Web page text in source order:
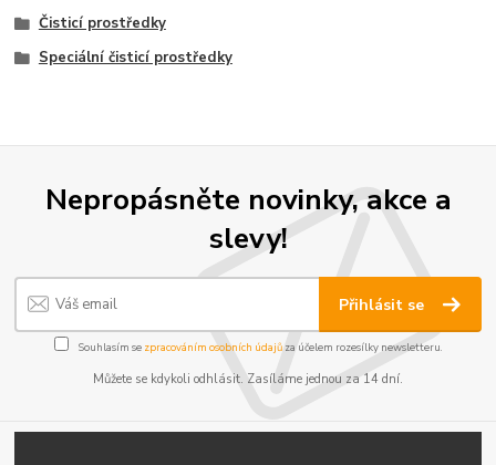
Čisticí prostředky
Speciální čisticí prostředky
Nepropásněte novinky, akce a
slevy!
Přihlásit se
Souhlasím se zpracováním osobních údajůza účelem rozesílky newsletteru.
Můžete se kdykoli odhlásit. Zasíláme jednou za 14 dní.